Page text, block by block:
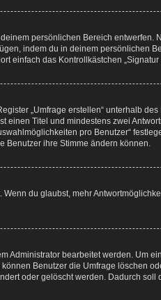
persönlichen Bereich entwerfen.
indem du in deinem persönlichen
einfach das Kontrollkästchen
„Umfrage erstellen“ unterhalb
Titel und mindestens zwei
pro Benutzer“
Benutzer ihre Stimme ändern können.
du glaubst, mehr
Administrator bearbeitet werden. Um
Benutzer die Umfrage löschen
oder gelöscht werden. Dadurch